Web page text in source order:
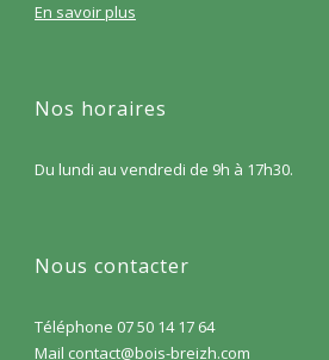
En savoir plus
Nos horaires
Du lundi au vendredi de 9h à 17h30.
Nous contacter
Téléphone 07 50 14 17 64
Mail contact@bois-breizh.com